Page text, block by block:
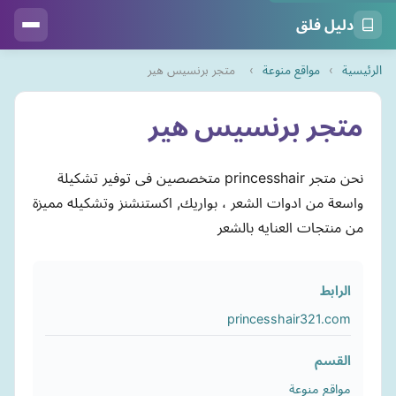
دليل فلق
الرئيسية › مواقع منوعة › متجر برنسيس هير
متجر برنسيس هير
نحن متجر princesshair متخصصين فى توفير تشكيلة
واسعة من ادوات الشعر ، بواريك, اكستنشنز وتشكيله مميزة
من منتجات العنايه بالشعر
الرابط
princesshair321.com
القسم
مواقع منوعة